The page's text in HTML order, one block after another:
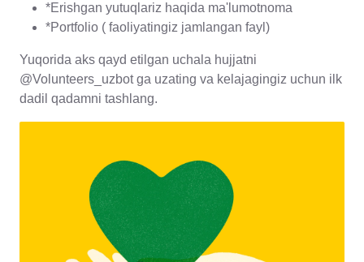
*Erishgan yutuqlariz haqida ma'lumotnoma
*Portfolio ( faoliyatingiz jamlangan fayl)
Yuqorida aks qayd etilgan uchala hujjatni
@Volunteers_uzbot ga uzating va kelajagingiz uchun ilk
dadil qadamni tashlang.